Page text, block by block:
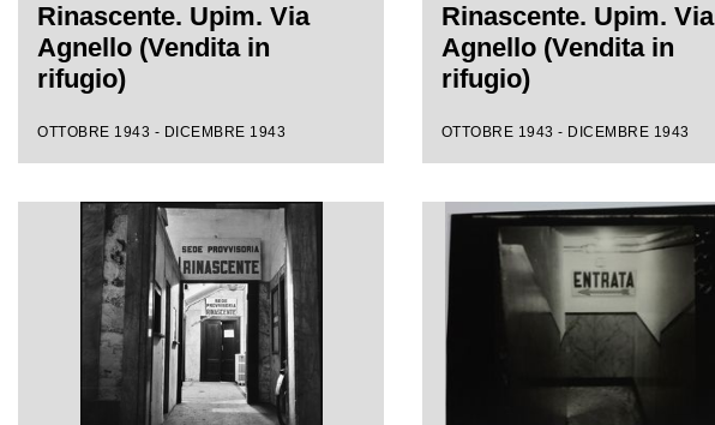
Rinascente. Upim. Via
Agnello (Vendita in
rifugio)
OTTOBRE 1943 - DICEMBRE 1943
Rinascente. Upim. Via
Agnello (Vendita in
rifugio)
OTTOBRE 1943 - DICEMBRE 1943